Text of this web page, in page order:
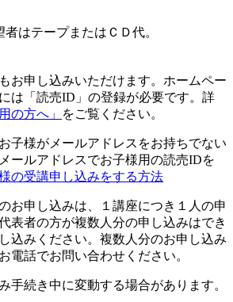
はテープまたはＣＤ代。
お申し込みいただけます。ホームペー
は「読売ID」の登録が必要です。詳
の方へ」 をご覧ください。
子様がメールアドレスをお持ちでない
ールアドレスでお子様用の読売IDを
の受講申し込みをする方法
お申し込みは、１講座につき１人の申
表者の方が複数人分の申し込みはでき
込みください。複数人分のお申し込み
電話でお問い合わせください。
手続き中に変動する場合があります。